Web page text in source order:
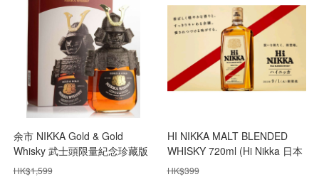
余市 NIKKA Gold & Gold
Whisky 武士頭限量紀念珍藏版
(單一麥芽威士忌珍藏盒裝)
HK$1,599
HI NIKKA MALT BLENDED
WHISKY 720ml (Hi Nikka 日本
威士忌 39%度)
HK$399